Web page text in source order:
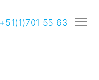
+51(1)701 55 63